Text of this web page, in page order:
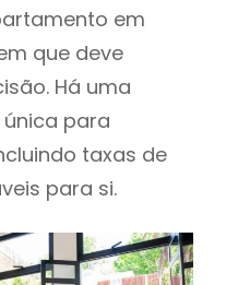
em
que deve
Há uma
para
taxas de
para si.